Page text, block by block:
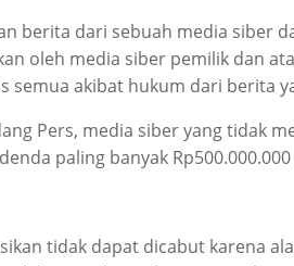
berita dari sebuah media siber
oleh media siber pemilik dan
semua akibat hukum dari berita
Pers, media siber yang tidak
paling banyak
tidak dapat dicabut karena